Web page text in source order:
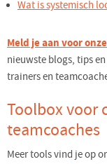
Wat is systemisch
Meld je aan voor
nieuwste blogs, tips
trainers en
Toolbox voor
teamcoaches
Meer tools vind je op